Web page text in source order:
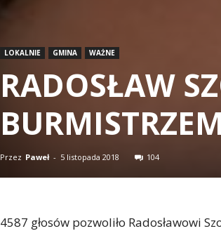
LOKALNIE GMINA WAŻNE
RADOSŁAW
Przez Paweł - 5 listopada 2018 104
4587 głosów pozwoliło Radosławowi